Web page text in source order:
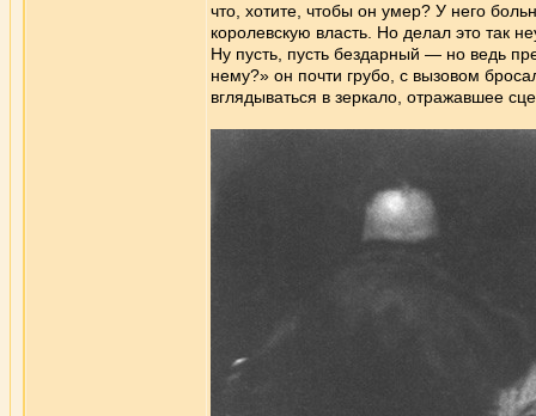
что, хотите, чтобы он умер? У него
королевскую власть. Но делал это так
Ну пусть, пусть бездарный — но ведь
нему?» он почти грубо, с вызовом
вглядываться в зеркало, отражавшее